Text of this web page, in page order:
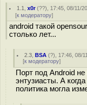
1.1 ,x0r(??), 17:45, 08/11/
[к модератору]
android такой
столько лет...
2.3 ,BSA (?), 17:46, 08/
[к модератору]
Порт под Android
энтузиасты. А
политика могла